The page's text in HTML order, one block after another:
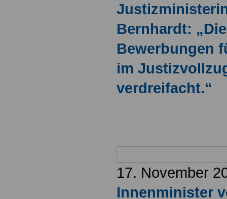
Bernhardt:
Bewerbungen
im
verdreifacht.“
17. November
Innenminister